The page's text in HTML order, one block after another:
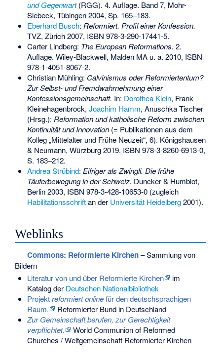
und Gegenwart(RGG). 4. Auflage. Band 7, Mohr-
Siebeck, Tübingen 2004, Sp. 165–183.
Eberhard Busch: Reformiert. Profil einer Konfession.
TVZ, Zürich 2007, ISBN 978-3-290-17441-5.
Carter Lindberg: The European Reformations. 2.
Auflage. Wiley-Blackwell, Malden MA u. a. 2010, ISBN
978-1-4051-8067-2.
Christian Mühling: Calvinismus oder Reformiertentum?
Zur Selbst- und Fremdwahrnehmung einer
Konfessionsgemeinschaft. In: Dorothea Klein, Frank
Kleinehagenbrock, Joachim Hamm, Anuschka Tischer
(Hrsg.): Reformation und katholische Reform zwischen
Kontinuität und Innovation(= Publikationen aus dem
Kolleg „Mittelalter und Frühe Neuzeit“, 6). Königshausen
& Neumann, Würzburg 2019, ISBN 978-3-8260-6913-0,
S. 183–212.
Andrea Strübind: Eifriger als Zwingli. Die frühe
Täuferbewegung in der Schweiz. Duncker & Humblot,
Berlin 2003, ISBN 978-3-428-10653-0(zugleich
Habilitationsschriftan der Universität Heidelberg2001).
Weblinks
Commons: Reformierte Kirchen– Sammlung von
Bildern
Literatur von und über Reformierte Kirchen
im
Katalog der Deutschen Nationalbibliothek
Projektreformiert onlinefür den deutschsprachigen
Raum.
Reformierter Bund in Deutschland
Zur Gemeinschaft berufen, zur Gerechtigkeit
verpflichtet.
World Communion of Reformed
Churches / Weltgemeinschaft Reformierter Kirchen